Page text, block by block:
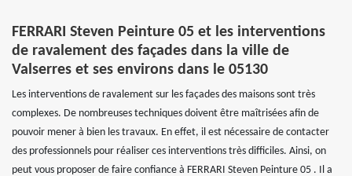
FERRARI Steven Peinture 05 et les interventions
de ravalement des façades dans la ville de
Valserres et ses environs dans le 05130
Les interventions de ravalement sur les façades des maisons sont très
complexes. De nombreuses techniques doivent être maîtrisées afin de
pouvoir mener à bien les travaux. En effet, il est nécessaire de contacter
des professionnels pour réaliser ces interventions très difficiles. Ainsi, on
peut vous proposer de faire confiance à FERRARI Steven Peinture 05 . Il a